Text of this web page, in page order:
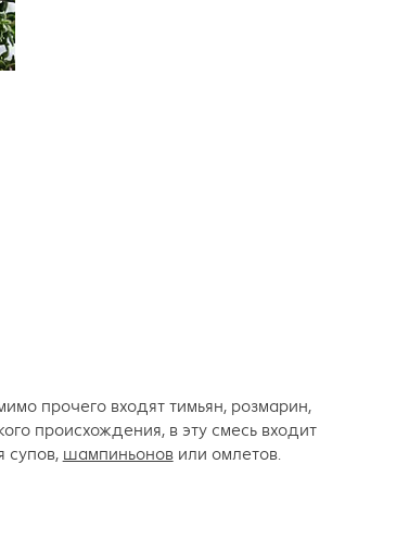
прочего входят тимьян, розмарин,
происхождения, в эту смесь входит
супов, шампиньоновили омлетов.